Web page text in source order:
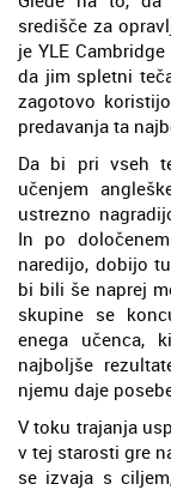
središče za
je YLE
da jim spletni
zagotovo
predavanja ta
Da bi pri vseh
učenjem
ustrezno
In po
naredijo, dobijo
bi bili še naprej
skupine se
enega učenca,
najboljše
njemu daje
V toku trajanja
v tej starosti gre
se izvaja s